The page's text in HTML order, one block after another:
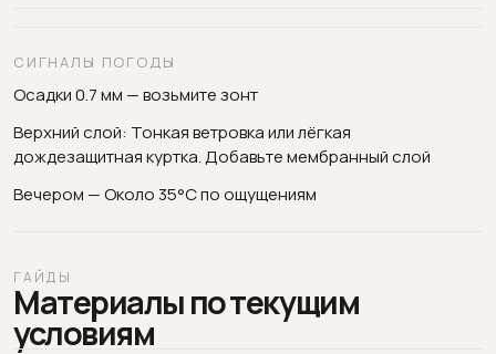
СИГНАЛЫ ПОГОДЫ
Осадки 0.7 мм — возьмите зонт
Верхний слой: Тонкая ветровка или лёгкая
дождезащитная куртка. Добавьте мембранный слой
Вечером — Около 35°C по ощущениям
ГАЙДЫ
Материалы по текущим
условиям